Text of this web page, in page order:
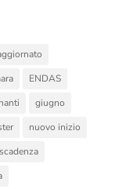
ENDAS
giugno
nuovo inizio
scadenza